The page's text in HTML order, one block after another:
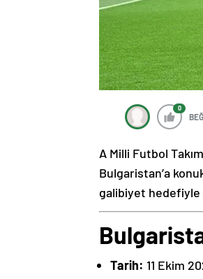
0
A Milli Futbol
Bulgaristan’a
galibiyet hedefiyle
Tarih: 11 Ekim